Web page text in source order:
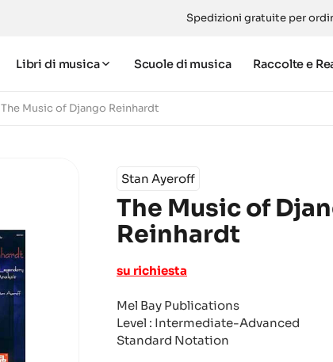
Spedizioni gratuite per
Libri di musica Scuole di musica Raccolte e
The Music of Django Reinhardt
Stan Ayeroff
The Music of
Reinhardt
su richiesta
Mel Bay Publications
Level : Intermediate-Advanced
Standard Notation